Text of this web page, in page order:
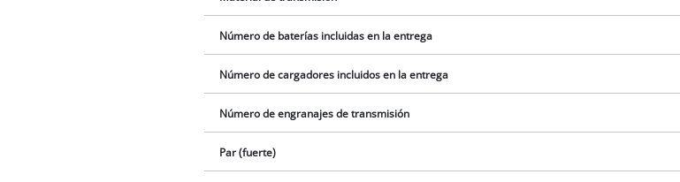
Número de baterías incluidas en la entrega
Número de cargadores incluidos en la entrega
Número de engranajes de transmisión
Par (fuerte)